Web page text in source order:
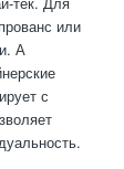
или
А
с